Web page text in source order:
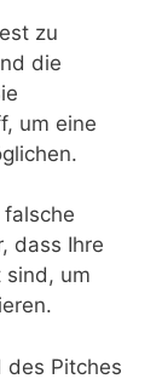
zu
die
um eine
dass Ihre
sind, um
des Pitches